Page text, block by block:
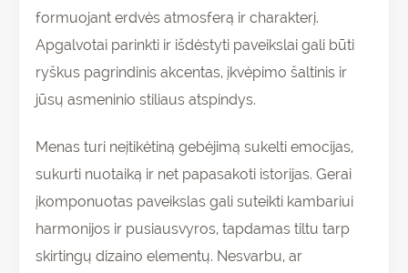
formuojant erdvės atmosferą ir charakterį.
Apgalvotai parinkti ir išdėstyti paveikslai gali būti
ryškus pagrindinis akcentas, įkvėpimo šaltinis ir
jūsų asmeninio stiliaus atspindys.
Menas turi neįtikėtiną gebėjimą sukelti emocijas,
sukurti nuotaiką ir net papasakoti istorijas. Gerai
įkomponuotas paveikslas gali suteikti kambariui
harmonijos ir pusiausvyros, tapdamas tiltu tarp
skirtingų dizaino elementų. Nesvarbu, ar